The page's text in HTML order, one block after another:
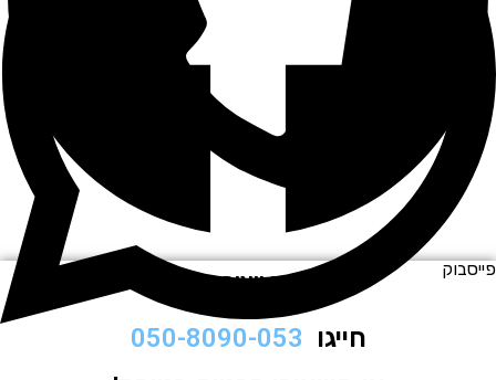
לתיאום ויצירת קשר
חייגו050-8090-053